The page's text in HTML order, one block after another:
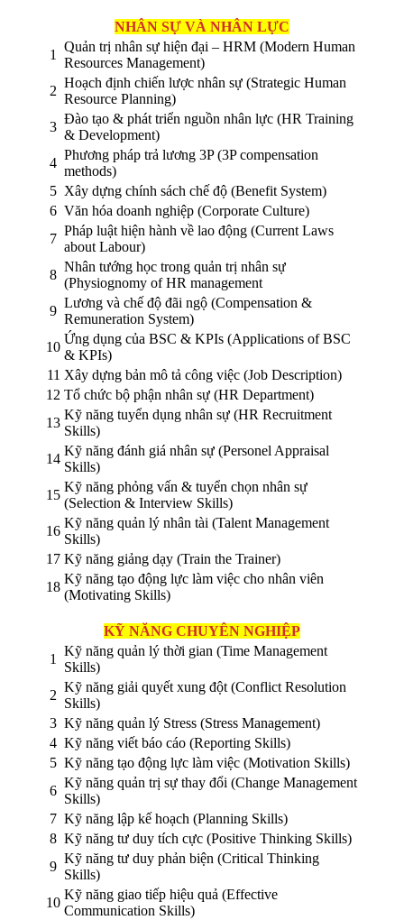
NHÂN SỰ VÀ NHÂN LỰC
1
Quản trị nhân sự hiện đại – HRM (Modern Human
Resources Management)
2
Hoạch định chiến lược nhân sự (Strategic Human
Resource Planning)
3
Đào tạo & phát triển nguồn nhân lực (HR Training
& Development)
4
Phương pháp trả lương 3P (3P compensation
methods)
5 Xây dựng chính sách chế độ (Benefit System)
6 Văn hóa doanh nghiệp (Corporate Culture)
7
Pháp luật hiện hành về lao động (Current Laws
about Labour)
8
Nhân tướng học trong quản trị nhân sự
(Physiognomy of HR management
9
Lương và chế độ đãi ngộ (Compensation &
Remuneration System)
10
Ứng dụng của BSC & KPIs (Applications of BSC
& KPIs)
11 Xây dựng bản mô tả công việc (Job Description)
12 Tổ chức bộ phận nhân sự (HR Department)
13
Kỹ năng tuyển dụng nhân sự (HR Recruitment
Skills)
14
Kỹ năng đánh giá nhân sự (Personel Appraisal
Skills)
15
Kỹ năng phỏng vấn & tuyển chọn nhân sự
(Selection & Interview Skills)
16
Kỹ năng quản lý nhân tài (Talent Management
Skills)
17 Kỹ năng giảng dạy (Train the Trainer)
18
Kỹ năng tạo động lực làm việc cho nhân viên
(Motivating Skills)
KỸ NĂNG CHUYÊN NGHIỆP
1
Kỹ năng quản lý thời gian (Time Management
Skills)
2
Kỹ năng giải quyết xung đột (Conflict Resolution
Skills)
3 Kỹ năng quản lý Stress (Stress Management)
4 Kỹ năng viết báo cáo (Reporting Skills)
5 Kỹ năng tạo động lực làm việc (Motivation Skills)
6
Kỹ năng quản trị sự thay đổi (Change Management
Skills)
7 Kỹ năng lập kế hoạch (Planning Skills)
8 Kỹ năng tư duy tích cực (Positive Thinking Skills)
9
Kỹ năng tư duy phản biện (Critical Thinking
Skills)
10
Kỹ năng giao tiếp hiệu quả (Effective
Communication Skills)